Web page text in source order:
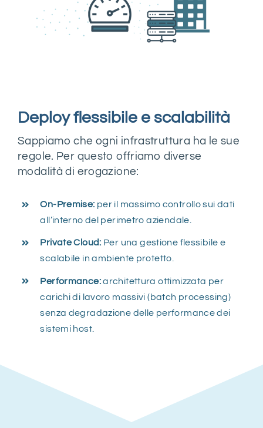
Deploy flessibile e scalabilità
Sappiamo che ogni infrastruttura ha le sue
regole. Per questo offriamo diverse
modalità di erogazione:
On-Premise: per il massimo controllo sui dati
all’interno del perimetro aziendale.
Private Cloud: Per una gestione flessibile e
scalabile in ambiente protetto.
Performance:architettura ottimizzata per
carichi di lavoro massivi (batch processing)
senza degradazione delle performance dei
sistemi host.